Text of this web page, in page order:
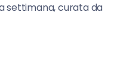
settimana, curata da